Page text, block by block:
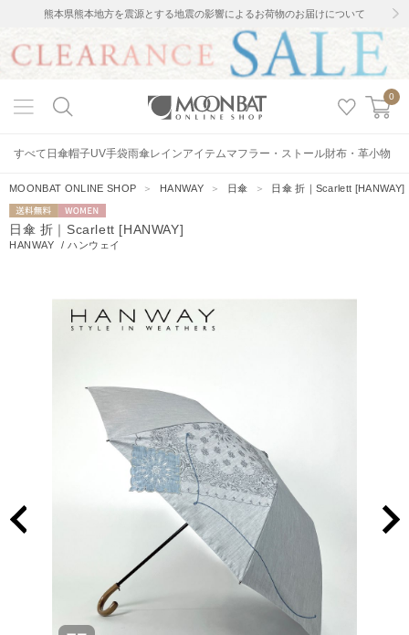
熊本県熊本地方を震源とする地震の影響によるお荷物のお届けについて
0
すべて 日傘帽子UV手袋雨傘レインアイテムマフラー・ストール財布・革小物
MOONBAT ONLINE SHOP ＞ HANWAY ＞ 日傘 ＞ 日傘 折｜Scarlett [HANWAY]
送料無料 WOMEN
日傘 折｜Scarlett [HANWAY]
HANWAY /ハンウェイ